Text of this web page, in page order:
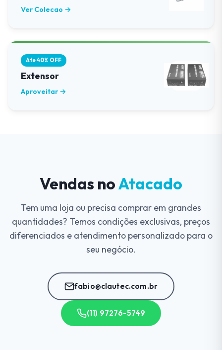
Ver Colecao →
Ate 40% OFF
Extensor
Aproveitar →
Vendas noAtacado
Tem uma loja ou precisa comprar em grandes
quantidades? Temos condições exclusivas, preços
diferenciados e atendimento personalizado para o
seu negócio.
fabio@clautec.com.br
(11) 97276-5749